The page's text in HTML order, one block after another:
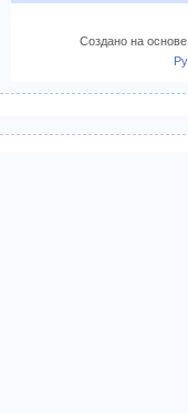
Создано на основе